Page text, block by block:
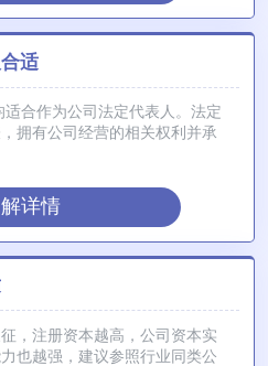
适
合作为公司法定代表人。法定
拥有公司经营的相关权利并承
详情
，注册资本越高，公司资本实
也越强，建议参照行业同类公